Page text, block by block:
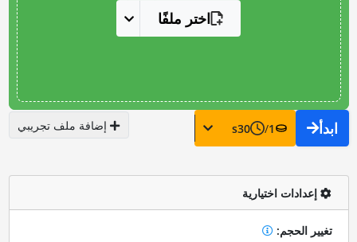
اختر ملفًا
ابدأ 1
/
30
s إضافة ملف تجريبي
إعدادات اختيارية
تغيير الحجم: